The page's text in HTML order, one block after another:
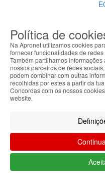
1
2
3
4
2
Política de
Na Apronet utilizamos cookies
fornecer funcionalidades de
Também partilhamos
nossos parceiros de redes
podem combinar com outras
recolhidas por estes a partir da
Concordas com os nossos
website.